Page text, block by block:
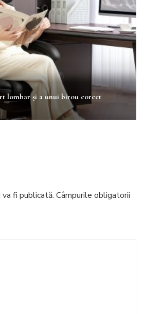
lombar și a unui birou corect
fi publicată. Câmpurile obligatorii